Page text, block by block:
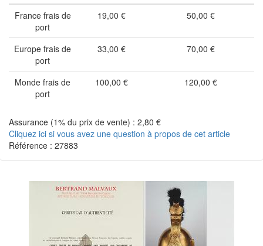
France frais de
port
19,00 € 50,00 €
Europe frais de
port
33,00 € 70,00 €
Monde frais de
port
100,00 € 120,00 €
Assurance (1% du prix de vente) : 2,80 €
Cliquez ici si vous avez une question à propos de cet article
Référence : 27883